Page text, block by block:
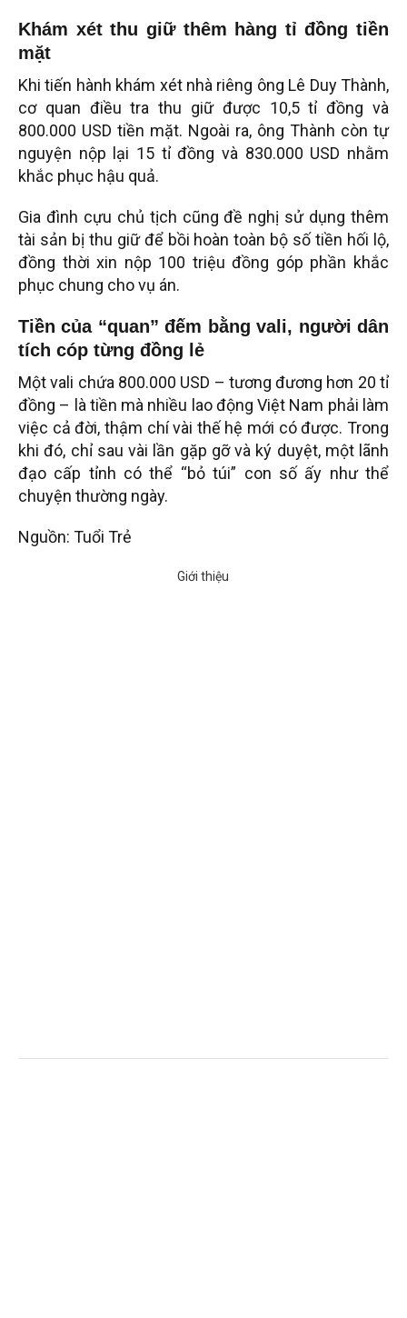
Khám xét thu giữ thêm hàng tỉ đồng tiền
mặt
Khi tiến hành khám xét nhà riêng ông Lê Duy Thành,
cơ quan điều tra thu giữ được 10,5 tỉ đồng và
800.000 USD tiền mặt. Ngoài ra, ông Thành còn tự
nguyện nộp lại 15 tỉ đồng và 830.000 USD nhằm
khắc phục hậu quả.
Gia đình cựu chủ tịch cũng đề nghị sử dụng thêm
tài sản bị thu giữ để bồi hoàn toàn bộ số tiền hối lộ,
đồng thời xin nộp 100 triệu đồng góp phần khắc
phục chung cho vụ án.
Tiền của “quan” đếm bằng vali, người dân
tích cóp từng đồng lẻ
Một vali chứa 800.000 USD – tương đương hơn 20 tỉ
đồng – là tiền mà nhiều lao động Việt Nam phải làm
việc cả đời, thậm chí vài thế hệ mới có được. Trong
khi đó, chỉ sau vài lần gặp gỡ và ký duyệt, một lãnh
đạo cấp tỉnh có thể “bỏ túi” con số ấy như thể
chuyện thường ngày.
Nguồn: Tuổi Trẻ